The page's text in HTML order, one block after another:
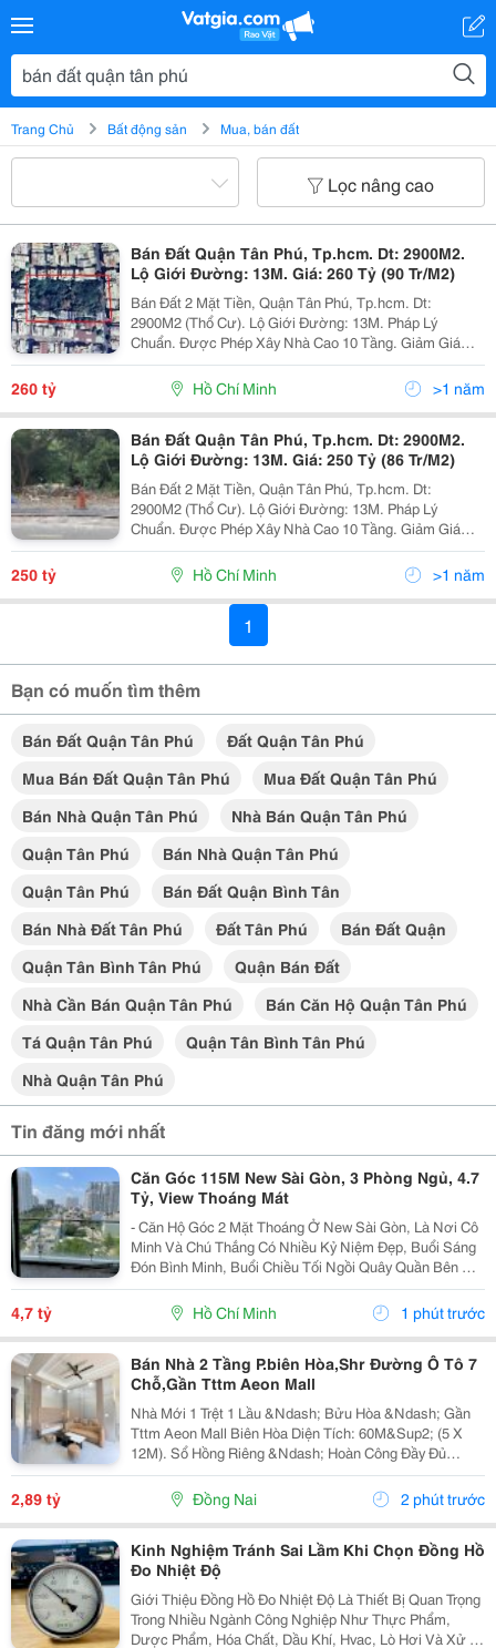
Trang Chủ Bất động sản Mua, bán đất
Lọc nâng cao
Bán Đất Quận Tân Phú, Tp.hcm. Dt: 2900M2.
Lộ Giới Đường: 13M. Giá: 260 Tỷ (90 Tr/M2)
Bán Đất 2 Mặt Tiền, Quận Tân Phú, Tp.hcm. Dt:
2900M2 (Thổ Cư). Lộ Giới Đường: 13M. Pháp Lý
Chuẩn. Được Phép Xây Nhà Cao 10 Tầng. Giảm Giá
Còn 260 Tỷ (90 Tr/M2). Lh Mr.thắng: 0913.640143. Tiếp
Khách Mua Thiện Chí. Không Tiếp Môi Giới.
260 tỷ Hồ Chí Minh >1 năm
Bán Đất Quận Tân Phú, Tp.hcm. Dt: 2900M2.
Lộ Giới Đường: 13M. Giá: 250 Tỷ (86 Tr/M2)
Bán Đất 2 Mặt Tiền, Quận Tân Phú, Tp.hcm. Dt:
2900M2 (Thổ Cư). Lộ Giới Đường: 13M. Pháp Lý
Chuẩn. Được Phép Xây Nhà Cao 10 Tầng. Giảm Giá
Còn 250 Tỷ (86 Tr/M2). Giá Cũ: 260 Tỷ. Lh Mr.thắng:
0913.640143. Tiếp Khách Mua Thiện Chí. Không Tiếp
Môi Giới.
250 tỷ Hồ Chí Minh >1 năm
1
Bạn có muốn tìm thêm
Bán Đất Quận Tân Phú
Đất Quận Tân Phú
Mua Bán Đất Quận Tân Phú
Mua Đất Quận Tân Phú
Bán Nhà Quận Tân Phú
Nhà Bán Quận Tân Phú
Quận Tân Phú
Bán Nhà Quận Tân Phú
Quận Tân Phú
Bán Đất Quận Bình Tân
Bán Nhà Đất Tân Phú
Đất Tân Phú
Bán Đất Quận
Quận Tân Bình Tân Phú
Quận Bán Đất
Nhà Cần Bán Quận Tân Phú
Bán Căn Hộ Quận Tân Phú
Tá Quận Tân Phú
Quận Tân Bình Tân Phú
Nhà Quận Tân Phú
Tin đăng mới nhất
Căn Góc 115M New Sài Gòn, 3 Phòng Ngủ, 4.7
Tỷ, View Thoáng Mát
- Căn Hộ Góc 2 Mặt Thoáng Ở New Sài Gòn, Là Nơi Cô
Minh Và Chú Thắng Có Nhiều Kỷ Niệm Đẹp, Buổi Sáng
Đón Bình Minh, Buổi Chiều Tối Ngồi Quây Quần Bên Gia
Đình. Nay Chuẩn Bị Sang Ở Căn Biệt Thự Nên Đành
Gửi Gắm Căn Hộ Này Lại Với Giá 4.7 Tỷ - Căn Hộ...
4,7 tỷ Hồ Chí Minh 1 phút trước
Bán Nhà 2 Tầng P.biên Hòa,Shr Đường Ô Tô 7
Chỗ,Gần Tttm Aeon Mall
Nhà Mới 1 Trệt 1 Lầu &Ndash; Bửu Hòa &Ndash; Gần
Tttm Aeon Mall Biên Hòa Diện Tích: 60M&Sup2; (5 X
12M). Sổ Hồng Riêng &Ndash; Hoàn Công Đầy Đủ
&Ndash; Hỗ Trợ Vay Ngân Hàng Đến 80%. Đường Ô Tô
7 Chỗ Vào Tận Nhà Công Năng:1 Trệt 1 Lầu: 3 Phòng...
2,89 tỷ Đồng Nai 2 phút trước
Kinh Nghiệm Tránh Sai Lầm Khi Chọn Đồng Hồ
Đo Nhiệt Độ
Giới Thiệu Đồng Hồ Đo Nhiệt Độ Là Thiết Bị Quan Trọng
Trong Nhiều Ngành Công Nghiệp Như Thực Phẩm,
Dược Phẩm, Hóa Chất, Dầu Khí, Hvac, Lò Hơi Và Xử Lý